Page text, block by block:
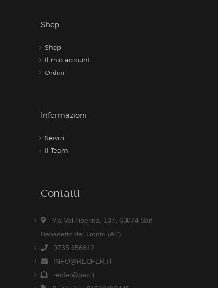
Shop
Shop
Il mio account
Ordini
Informazioni
Servizi
Il Team
Contatti
Via Val Tiberina, 137, 63074 San
Benedetto del Tronto (AP)
0735 656612
INFO@RECFER.IT
recfer@pec.it